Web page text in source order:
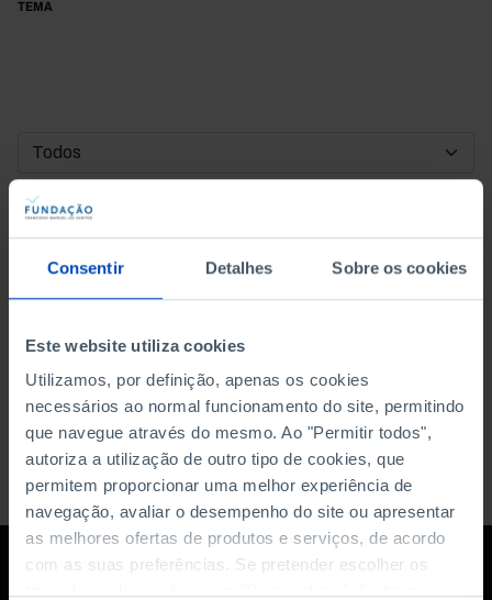
Consentir Detalhes Sobre os cookies
Este website utiliza cookies
Utilizamos, por definição, apenas os cookies
necessários ao normal funcionamento do site, permitindo
que navegue através do mesmo. Ao "Permitir todos",
autoriza a utilização de outro tipo de cookies, que
permitem proporcionar uma melhor experiência de
navegação, avaliar o desempenho do site ou apresentar
as melhores ofertas de produtos e serviços, de acordo
com as suas preferências. Se pretender escolher os
TEMA
DATA DE INÍCIO
DATA DE FIM